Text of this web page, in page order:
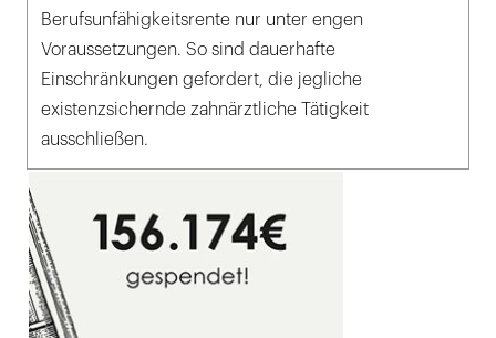
Berufsunfähigkeitsrente nur unter engen
Voraussetzungen. So sind dauerhafte
Einschränkungen gefordert, die jegliche
existenzsichernde zahnärztliche Tätigkeit
ausschließen.